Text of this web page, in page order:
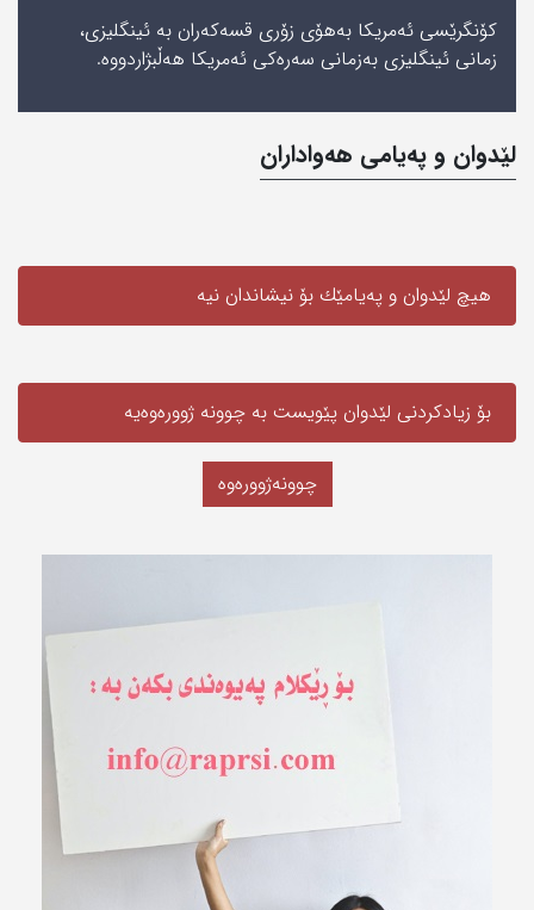
کۆنگرێسی ئەمریکا بەھۆی زۆری قسەکەران بە ئینگلیزی،
زمانی‌ ئینگلیزی بەزمانی سەرەکی ئەمریکا ھەڵبژاردووه‌.
لێدوان و په‌یامی‌ هه‌واداران
هیچ لێدوان و په‌یامێك بۆ نیشاندان نیه‌
بۆ زیادکردنی لێدوان پێویست به‌ چوونە ژوورەوەیه‌
چوونەژوورەوە